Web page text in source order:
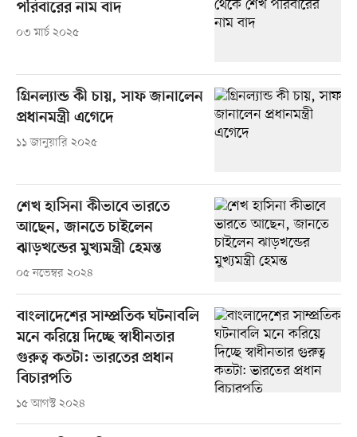
পরিবারের নাম বাদ
০৩ মার্চ ২০২৫
গ্রিনল্যান্ড কী চায়, সাফ জানালেন
প্রধানমন্ত্রী এগেদে
১১ জানুয়ারি ২০২৫
শেখ হাসিনা কীভাবে ভারতে
আছেন, জানতে চাইলেন
ঝাড়খন্ডের মুখ্যমন্ত্রী হেমন্ত
০৫ নভেম্বর ২০২৪
বাংলাদেশের সাম্প্রতিক ঘটনাবলি
মনে করিয়ে দিচ্ছে স্বাধীনতার
গুরুত্ব কতটা: ভারতের প্রধান
বিচারপতি
১৫ আগস্ট ২০২৪